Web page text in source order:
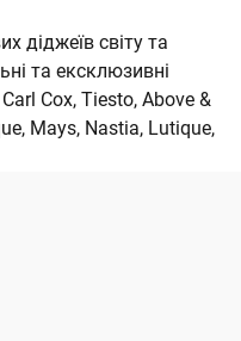
діджеїв світу та
та ексклюзивні
Cox, Tiesto, Above &
Mays, Nastia, Lutique,